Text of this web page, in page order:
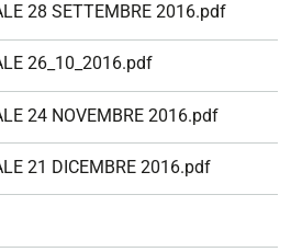
28 SETTEMBRE 2016.pdf
26_10_2016.pdf
24 NOVEMBRE 2016.pdf
21 DICEMBRE 2016.pdf